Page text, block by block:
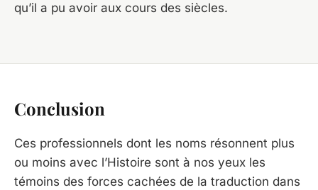
qu’il a pu avoir aux cours des siècles.
Conclusion
Ces professionnels dont les noms résonnent plus
ou moins avec l’Histoire sont à nos yeux les
témoins des forces cachées de la traduction dans